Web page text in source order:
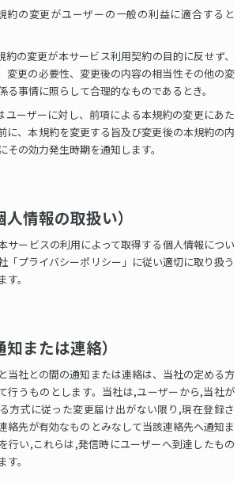
約の変更がユーザーの一般の利益に適合すると
約の変更が本サービス利用契約の目的に反せず、
変更の必要性、変更後の内容の相当性その他の変
る事情に照らして合理的なものであるとき。
ユーザーに対し、前項による本規約の変更にあた
に、本規約を変更する旨及び変更後の本規約の内
その効力発生時期を通知します。
情報の取扱い）
サービスの利用によって取得する個人情報につい
「プライバシーポリシー」に従い適切に取り扱う
。
または連絡）
当社との間の通知または連絡は、当社の定める方
行うものとします。当社は,ユーザーから,当社が
方式に従った変更届け出がない限り,現在登録さ
絡先が有効なものとみなして当該連絡先へ通知ま
行い,これらは,発信時にユーザーへ到達したもの
す。